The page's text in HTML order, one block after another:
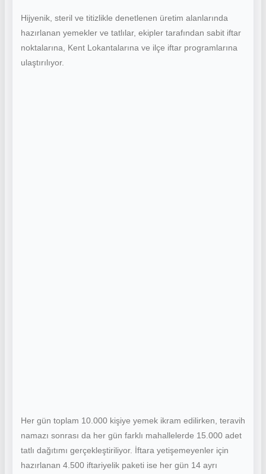
Hijyenik, steril ve titizlikle denetlenen üretim alanlarında
hazırlanan yemekler ve tatlılar, ekipler tarafından sabit iftar
noktalarına, Kent Lokantalarına ve ilçe iftar programlarına
ulaştırılıyor.
Her gün toplam 10.000 kişiye yemek ikram edilirken, teravih
namazı sonrası da her gün farklı mahallelerde 15.000 adet
tatlı dağıtımı gerçekleştiriliyor. İftara yetişemeyenler için
hazırlanan 4.500 iftariyelik paketi ise her gün 14 ayrı